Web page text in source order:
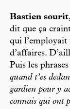
Bastien
dit que ça
qui
d’affaires.
Puis les
quand t’es
gardien pour y
connais qui ont